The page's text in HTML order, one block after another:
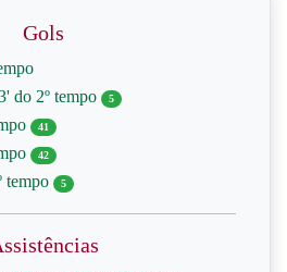
Gols
do 2º tempo
5
41
42
tempo 5